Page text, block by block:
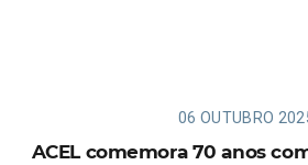
06 OUTUBRO
ACEL comemora 70 anos